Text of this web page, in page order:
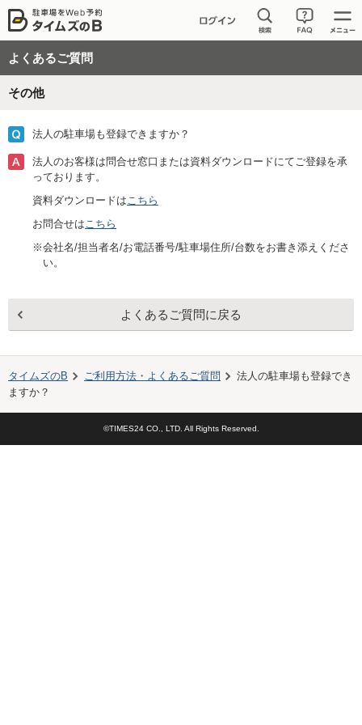
よくあるご質問
その他
法人の駐車場も登録できますか？
法人のお客様は問合せ窓口または資料ダウンロードにてご登録を承
っております。
資料ダウンロードはこちら
お問合せはこちら
※会社名/担当者名/お電話番号/駐車場住所/台数をお書き添えくださ
い。
よくあるご質問に戻る
タイムズのB ご利用方法・よくあるご質問
法人の駐車場も登録でき
ますか？
©TIMES24 CO., LTD. All Rights Reserved.